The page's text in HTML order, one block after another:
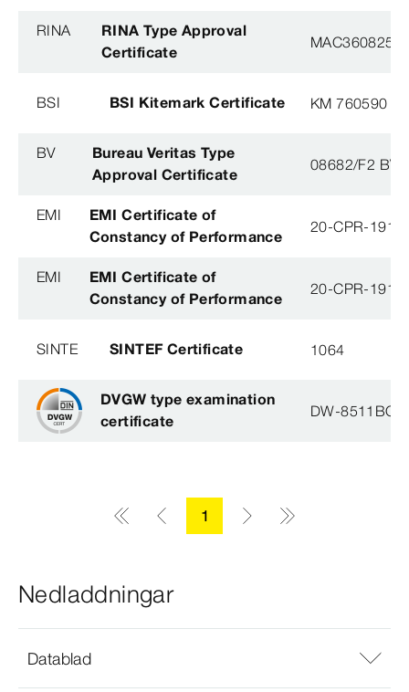
RINA
RINA Type Approval
Certificate
BSI BSI Kitemark Certificate KM 760590
BV
Bureau Veritas Type
Approval Certificate
08682/F2 BV
EMI
EMI Certificate of
Constancy of Performance
20-CPR-191-
EMI
EMI Certificate of
Constancy of Performance
20-CPR-191-
SINTE SINTEF Certificate 1064
DVGW type examination
certificate
DW-
1
Nedladdningar
Datablad